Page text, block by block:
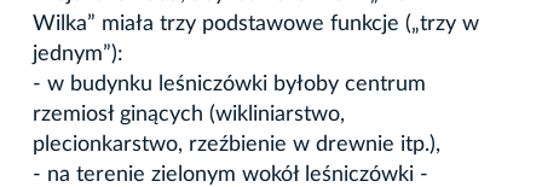
Wilka” miała trzy podstawowe funkcje („trzy w
jednym”):
- w budynku leśniczówki byłoby centrum
rzemiosł ginących (wikliniarstwo,
plecionkarstwo, rzeźbienie w drewnie itp.),
- na terenie zielonym wokół leśniczówki -